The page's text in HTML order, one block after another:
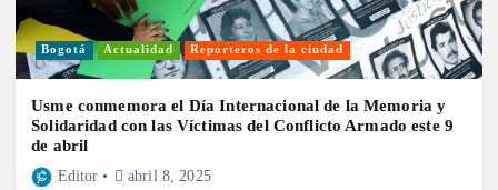
Bogotá Actualidad Reporteros de la ciudad
Usme conmemora el Día Internacional de la Memoria y
Solidaridad con las Víctimas del Conflicto Armado este 9
de abril
Editor abril 8, 2025